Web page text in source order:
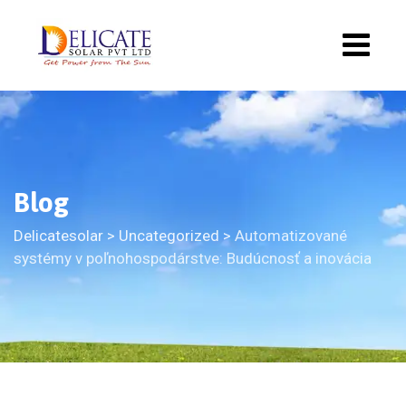
Blog
Delicatesolar > Uncategorized > Automatizované
systémy v poľnohospodárstve: Budúcnosť a inovácia